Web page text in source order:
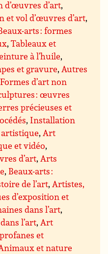
d’art,
et vol d’œuvres d’art,
arts : formes
,Tableaux et
à l’huile,
et gravure,Autres
Formes d’art non
: œuvres
précieuses et
, Installation
,Art
et vidéo,
d’art,Arts
, Beaux-arts :
de l’art,Artistes,
d’exposition et
dans l’art,
l’art,Art
et
et nature